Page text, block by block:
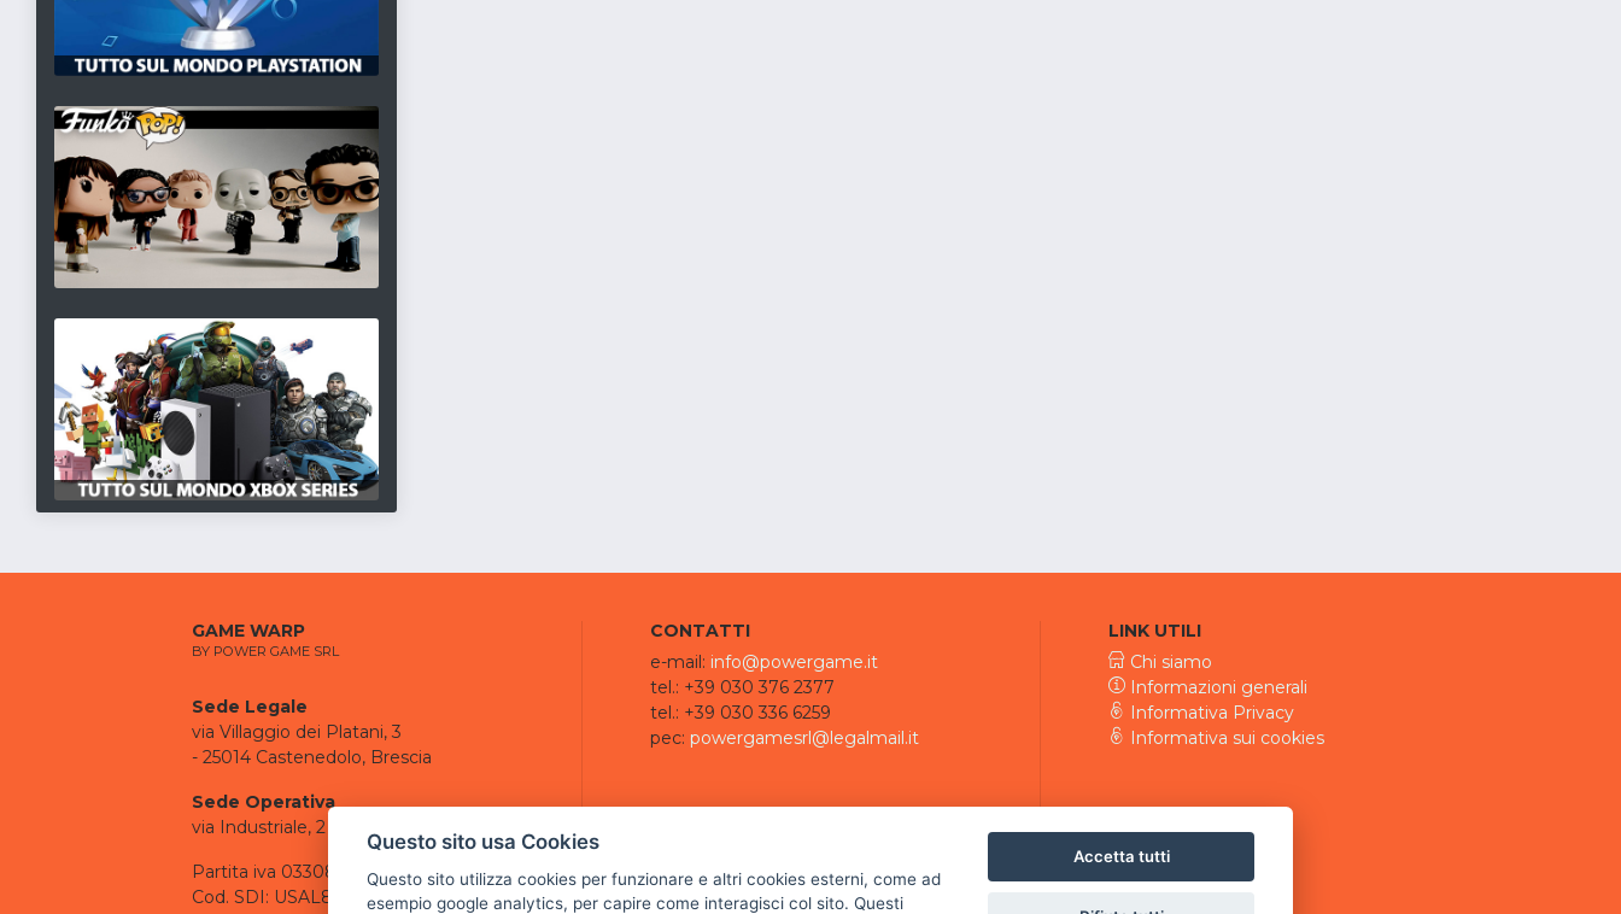
GAME WARP
BY POWER GAME SRL
Sede Legale
via Villaggio dei Platani, 3
- 25014 Castenedolo, Brescia
Sede Operativa
via Industriale, 2 - 25082 Botticino, BS
Partita iva 03308130982
Cod. SDI: USAL8PV
CONTATTI
e-mail: info@powergame.it
tel.: +39 030 376 2377
tel.: +39 030 336 6259
pec: powergamesrl@legalmail.it
LINK UTILI
Chi siamo
Informazioni generali
Informativa Privacy
Informativa sui cookies
Questo sito usa Cookies
Questo sito utilizza cookies per funzionare e altri cookies esterni, come ad
esempio google analytics, per capire come interagisci col sito. Questi
Accetta tutti